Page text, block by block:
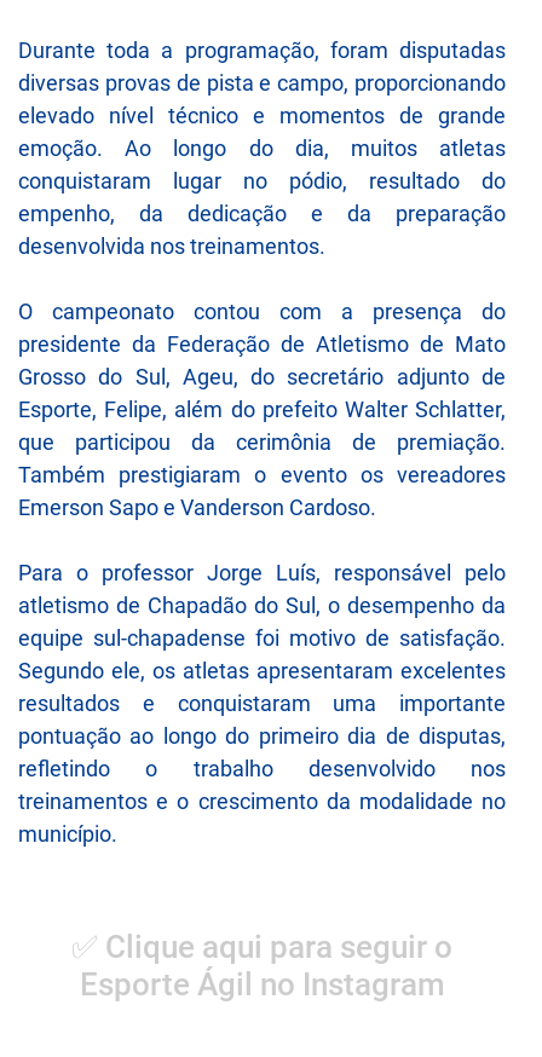
Durante toda a programação, foram disputadas
diversas provas de pista e campo, proporcionando
elevado nível técnico e momentos de grande
emoção. Ao longo do dia, muitos atletas
conquistaram lugar no pódio, resultado do
empenho, da dedicação e da preparação
desenvolvida nos treinamentos.
O campeonato contou com a presença do
presidente da Federação de Atletismo de Mato
Grosso do Sul, Ageu, do secretário adjunto de
Esporte, Felipe, além do prefeito Walter Schlatter,
que participou da cerimônia de premiação.
Também prestigiaram o evento os vereadores
Emerson Sapo e Vanderson Cardoso.
Para o professor Jorge Luís, responsável pelo
atletismo de Chapadão do Sul, o desempenho da
equipe sul-chapadense foi motivo de satisfação.
Segundo ele, os atletas apresentaram excelentes
resultados e conquistaram uma importante
pontuação ao longo do primeiro dia de disputas,
refletindo o trabalho desenvolvido nos
treinamentos e o crescimento da modalidade no
município.
✅ Clique aqui para seguir o
Esporte Ágil no Instagram